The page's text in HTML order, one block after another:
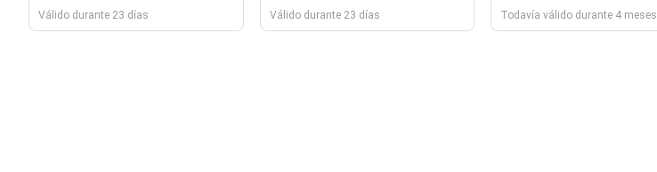
Válido durante 23 días Válido durante 23 días Todavía válido durante 4 meses